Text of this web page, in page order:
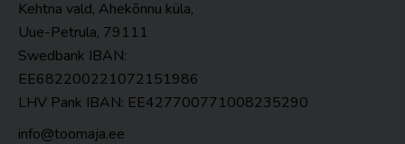
Kehtna vald, Ahekõnnu küla,
Uue-Petrula, 79111
Swedbank IBAN:
EE682200221072151986
LHV Pank IBAN: EE427700771008235290
info@toomaja.ee